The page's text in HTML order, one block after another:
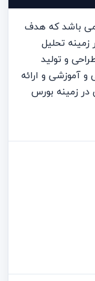
باشد که هدف
زمینه تحلیل
و تولید
و آموزشی و ارائه
در زمینه بورس